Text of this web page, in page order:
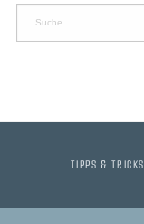
TIPPS & TRICKS